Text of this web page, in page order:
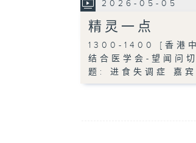
2026-05-05
精灵一点
1300-1400 [香港中
结合医学会-望闻问
题: 进食失调症 嘉